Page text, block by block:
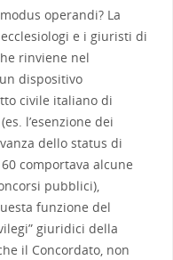
operandi? La
e i giuristi di
rinviene nel
dispositivo
civile italiano di
l’esenzione dei
dello status di
comportava alcune
pubblici),
funzione del
giuridici della
il Concordato, non